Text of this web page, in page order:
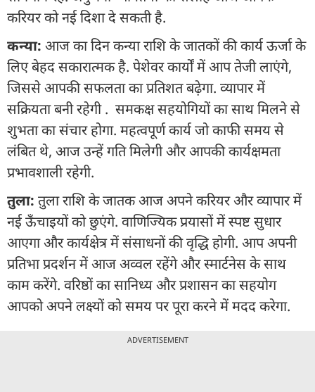
करियर को नई दिशा दे सकती है.
कन्या: आज का दिन कन्या राशि के जातकों की कार्य ऊर्जा के
लिए बेहद सकारात्मक है. पेशेवर कार्यों में आप तेजी लाएंगे,
जिससे आपकी सफलता का प्रतिशत बढ़ेगा. व्यापार में
सक्रियता बनी रहेगी . समकक्ष सहयोगियों का साथ मिलने से
शुभता का संचार होगा. महत्वपूर्ण कार्य जो काफी समय से
लंबित थे, आज उन्हें गति मिलेगी और आपकी कार्यक्षमता
प्रभावशाली रहेगी.
तुला: तुला राशि के जातक आज अपने करियर और व्यापार में
नई ऊँचाइयों को छुएंगे. वाणिज्यिक प्रयासों में स्पष्ट सुधार
आएगा और कार्यक्षेत्र में संसाधनों की वृद्धि होगी. आप अपनी
प्रतिभा प्रदर्शन में आज अव्वल रहेंगे और स्मार्टनेस के साथ
काम करेंगे. वरिष्ठों का सानिध्य और प्रशासन का सहयोग
आपको अपने लक्ष्यों को समय पर पूरा करने में मदद करेगा.
ADVERTISEMENT